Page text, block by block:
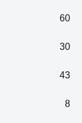
60
30
43
8